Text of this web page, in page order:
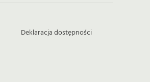
Deklaracja dostępności